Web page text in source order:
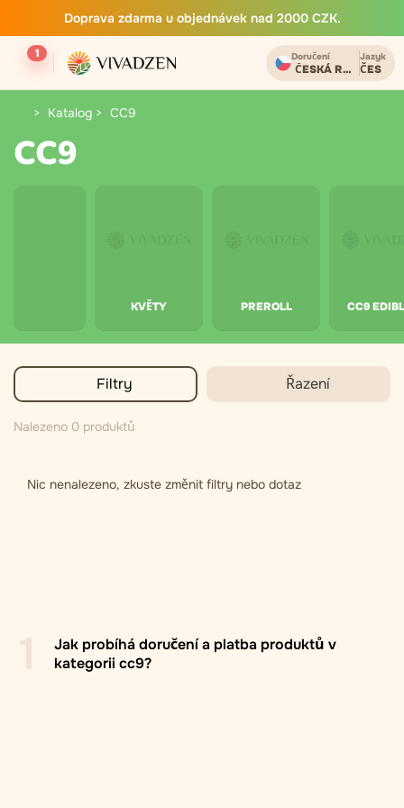
Doprava zdarma u objednávek nad 2000 CZK.
1 Doručení
ČESKÁ REPUBLIKA
Jazyk
ČES
Katalog CC9
CC9
KVĚTY PREROLL CC9
Filtry Řazení
Nalezeno 0 produktů
Nic nenalezeno, zkuste změnit filtry nebo dotaz
Jak probíhá doručení a platba produktů v
kategorii cc9?